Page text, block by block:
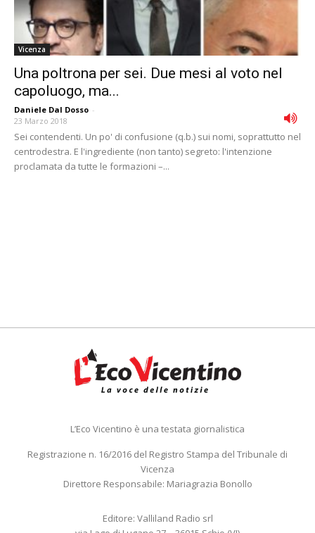
Vicenza
Una poltrona per sei. Due mesi al voto nel
capoluogo, ma...
Daniele Dal Dosso -
23 Marzo 2018
Sei contendenti. Un po' di confusione (q.b.) sui nomi, soprattutto nel
centrodestra. E l'ingrediente (non tanto) segreto: l'intenzione
proclamata da tutte le formazioni –...
L’Eco Vicentino è una testata giornalistica
Registrazione n. 16/2016 del Registro Stampa del Tribunale di
Vicenza
Direttore Responsabile: Mariagrazia Bonollo
Editore: Valliland Radio srl